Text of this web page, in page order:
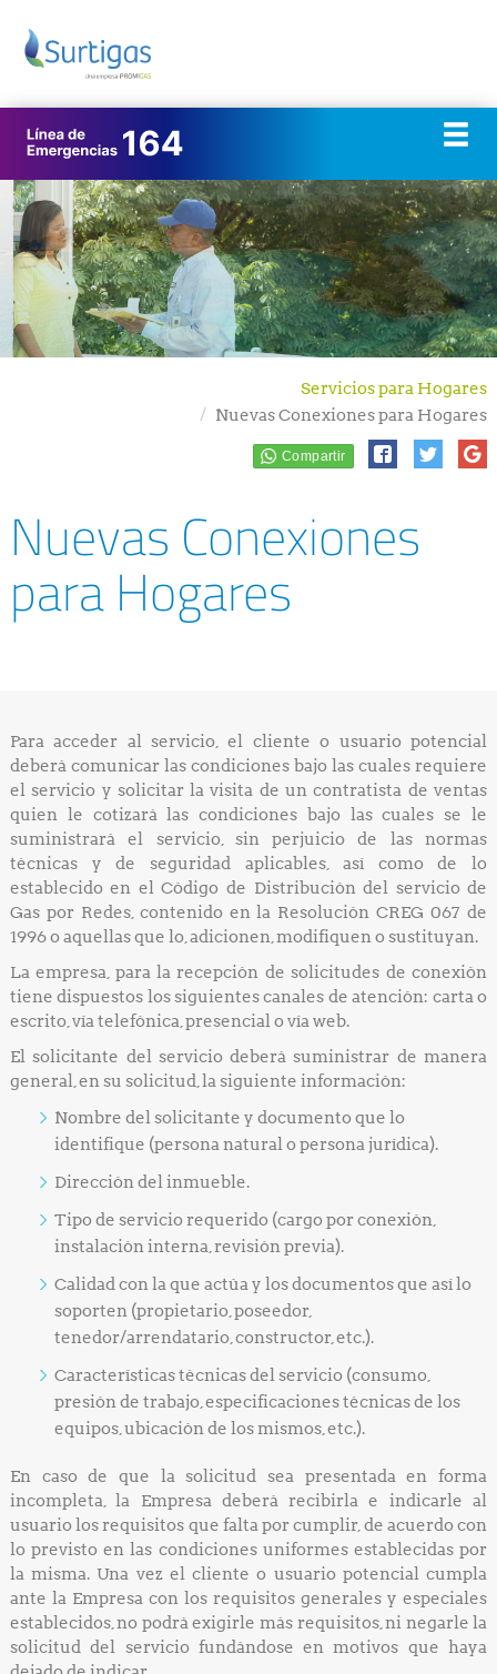
Servicios para Hogares
Nuevas Conexiones para Hogares
Nuevas Conexiones
para Hogares
Para acceder al servicio, el cliente o usuario potencial
deberá comunicar las condiciones bajo las cuales requiere
el servicio y solicitar la visita de un contratista de ventas
quien le cotizará las condiciones bajo las cuales se le
suministrará el servicio, sin perjuicio de las normas
técnicas y de seguridad aplicables, así como de lo
establecido en el Código de Distribución del servicio de
Gas por Redes, contenido en la Resolución CREG 067 de
1996 o aquellas que lo, adicionen, modifiquen o sustituyan.
La empresa, para la recepción de solicitudes de conexión
tiene dispuestos los siguientes canales de atención: carta o
escrito, vía telefónica, presencial o vía web.
El solicitante del servicio deberá suministrar de manera
general, en su solicitud, la siguiente información:
Nombre del solicitante y documento que lo
identifique (persona natural o persona jurídica).
Dirección del inmueble.
Tipo de servicio requerido (cargo por conexión,
instalación interna, revisión previa).
Calidad con la que actúa y los documentos que así lo
soporten (propietario, poseedor,
tenedor/arrendatario, constructor, etc.).
Características técnicas del servicio (consumo,
presión de trabajo, especificaciones técnicas de los
equipos, ubicación de los mismos, etc.).
En caso de que la solicitud sea presentada en forma
incompleta, la Empresa deberá recibirla e indicarle al
usuario los requisitos que falta por cumplir, de acuerdo con
lo previsto en las condiciones uniformes establecidas por
la misma. Una vez el cliente o usuario potencial cumpla
ante la Empresa con los requisitos generales y especiales
establecidos, no podrá exigirle más requisitos, ni negarle la
solicitud del servicio fundándose en motivos que haya